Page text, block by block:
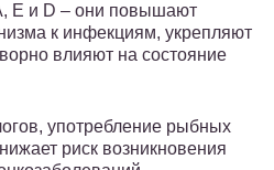
Е и D – они повышают
к инфекциям, укрепляют
влияют на состояние
употребление рыбных
риск возникновения